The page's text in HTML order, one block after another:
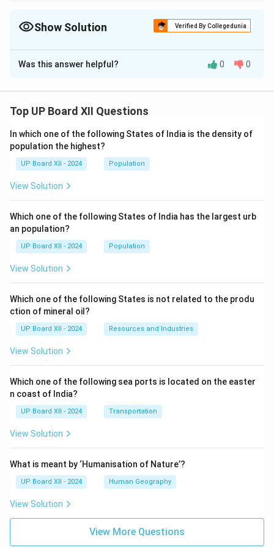
Show Solution Verified By Collegedunia
Solution and Explanation
'स्पर्धा' का अर्थ होता है प्रतियोगिता, ईर्ष्या या प्रतिस्पर्धा।
और 'ओज' (तेज या शक्ति)। इसका अर्थ है वह शक्ति जो विनम्रता
के साथ हो, अर्थात् सौम्य तेज। यह शब्द उन व्यक्तियों के लिए
प्रयोग होता है जो शक्ति और ऊर्जा से भरपूर होते हैं, लेकिन उनके
स्वभाव में विनम्रता भी होती है।
Was this answer helpful? 0 0
Top UP Board XII Questions
In which one of the following States of India is the density of
population the highest?
UP Board XII - 2024 Population
View Solution
Which one of the following States of India has the largest urb
an population?
UP Board XII - 2024 Population
View Solution
Which one of the following States is not related to the produ
ction of mineral oil?
UP Board XII - 2024 Resources and Industries
View Solution
Which one of the following sea ports is located on the easter
n coast of India?
UP Board XII - 2024 Transportation
View Solution
What is meant by ‘Humanisation of Nature’?
UP Board XII - 2024 Human Geography
View Solution
View More Questions